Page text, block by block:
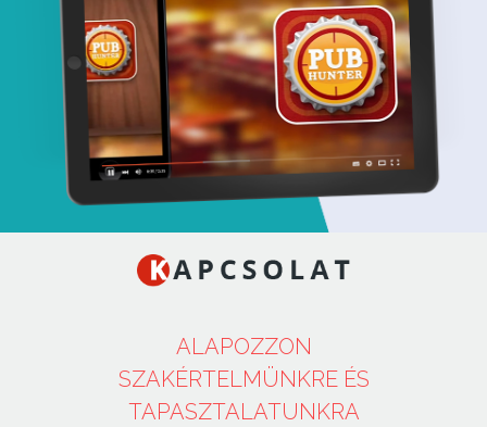
ALAPOZZON
SZAKÉRTELMÜNKRE ÉS
TAPASZTALATUNKRA